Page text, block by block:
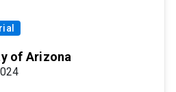
of Arizona